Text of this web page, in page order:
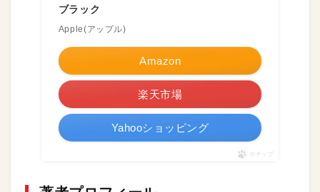
ブラック
Apple(アップル)
Amazon
楽天市場
Yahooショッピング
ポチップ